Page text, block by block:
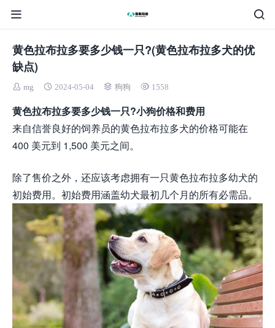
黄色拉布拉多要多少钱一只?(黄色拉布拉多犬的优
缺点)
mg 2024-05-04 狗狗 1558
黄色拉布拉多要多少钱一只?小狗价格和费用
来自信誉良好的饲养员的黄色拉布拉多犬的价格可能在
400 美元到 1,500 美元之间。
除了售价之外，还应该考虑拥有一只黄色拉布拉多幼犬的
初始费用。初始费用涵盖幼犬最初几个月的所有必需品。